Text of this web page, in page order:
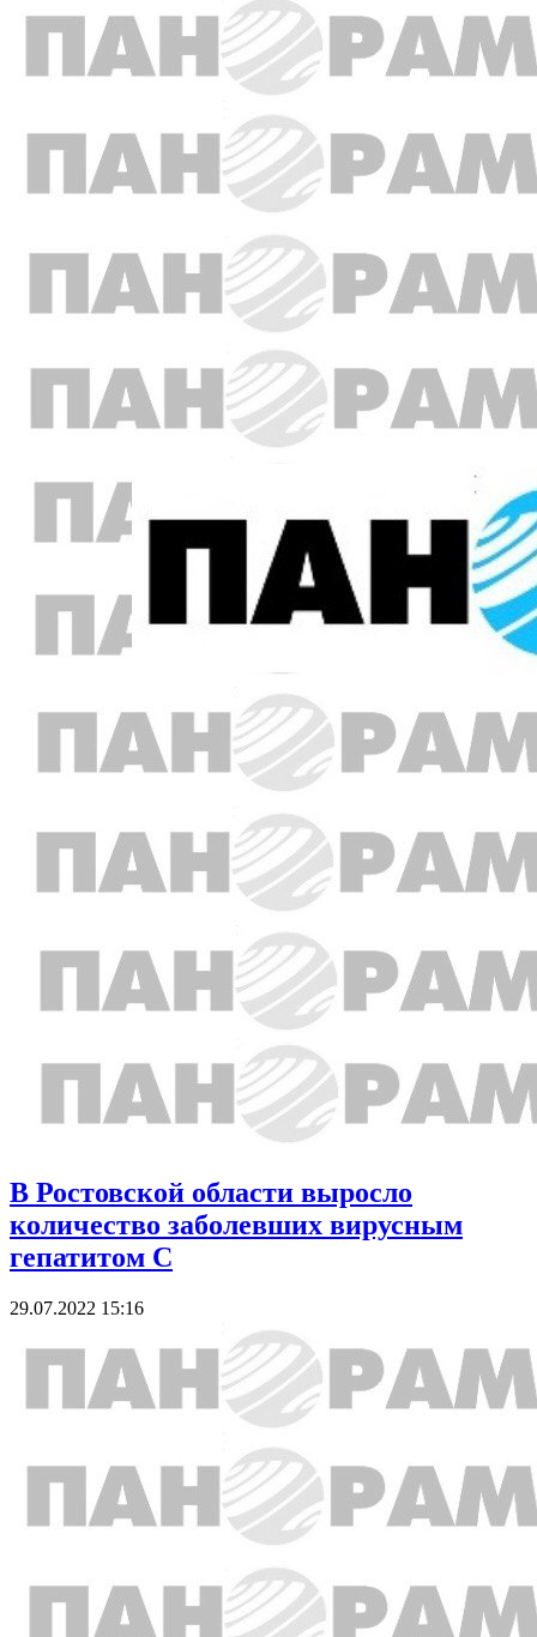
В Ростовской области выросло
количество заболевших вирусным
гепатитом C
29.07.2022 15:16